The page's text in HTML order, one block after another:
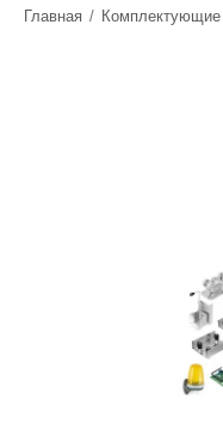
Главная / Комплектующие